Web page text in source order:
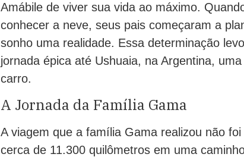
Amábile de viver sua vida ao máximo.
conhecer a neve, seus pais começaram a
sonho uma realidade. Essa determinação
jornada épica até Ushuaia, na Argentina,
carro.
A Jornada da Família Gama
A viagem que a família Gama realizou não
cerca de 11.300 quilômetros em uma